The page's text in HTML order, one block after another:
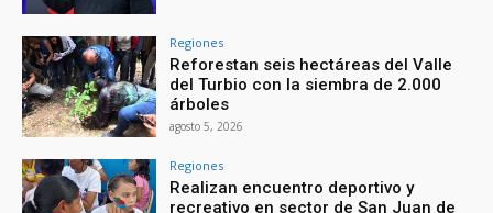
Regiones
Reforestan seis hectáreas del Valle
del Turbio con la siembra de 2.000
árboles
agosto 5, 2026
Regiones
Realizan encuentro deportivo y
recreativo en sector de San Juan de